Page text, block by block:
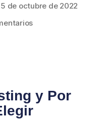
5 de octubre de 2022
y Por